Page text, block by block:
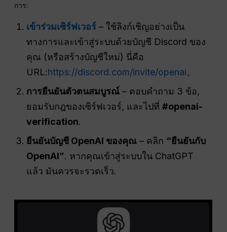
การ:
เข้าร่วมเซิร์ฟเวอร์ – ใช้ลิงก์เชิญอย่างเป็น
ทางการและเข้าสู่ระบบด้วยบัญชี Discord ของ
คุณ (หรือสร้างบัญชีใหม่) นี่คือ
URL:https://discord.com/invite/openai。
การยืนยันตัวตนสมบูรณ์ – ตอบคำถาม 3 ข้อ,
ยอมรับกฎของเซิร์ฟเวอร์, และไปที่#openai-
verification.
ยืนยันบัญชี OpenAI ของคุณ – คลิก “ยืนยันกับ
OpenAI”. หากคุณเข้าสู่ระบบใน ChatGPT
แล้ว มันควรจะรวดเร็ว.